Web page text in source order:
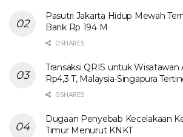
Pasutri Jakarta Hidup Mewah
Bank Rp 194 M
0 SHARES
Transaksi QRIS untuk Wisatawan
Rp4,3 T, Malaysia-Singapura
0 SHARES
Dugaan Penyebab Kecelakaan
Timur Menurut KNKT